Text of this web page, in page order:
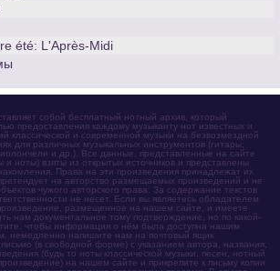
été: L'Après-Midi
собой бесплатный нотный архив, который
предоставления каждому музыканту нот известных и
классической и современной музыки на безвозмездной
для различных музыкальных инструментов (гитары,
и др.). Все данные, представленные на сайте
и ноты) взяты из открытых источников и представлены
Права на эти произведения принадлежат их
на авторство размещаемых произведений и не
чужого авторского права. За содержание текстов
не несет. Если вы являетесь обладателем
размещенное на нашем сайте, и имеете
нам документальное тому подтверждение, но по какой-
чтобы информация о нём была доступна нашим
немедленно напишите нам на почтовый ящик
(в свободной форме) с указанием автора, названия,
(будь то ноты классической музыки, песен, нотный
на нашем сайте и прикрепите к письму копии